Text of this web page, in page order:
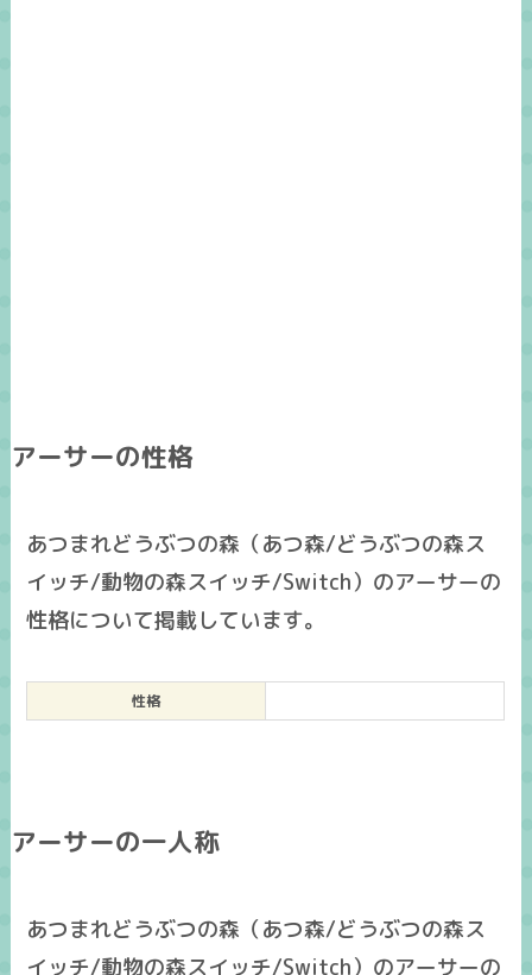
アーサーの性格
あつまれどうぶつの森（あつ森/どうぶつの森ス
イッチ/動物の森スイッチ/Switch）のアーサーの
性格について掲載しています。
性格
アーサーの一人称
あつまれどうぶつの森（あつ森/どうぶつの森ス
イッチ/動物の森スイッチ/Switch）のアーサーの